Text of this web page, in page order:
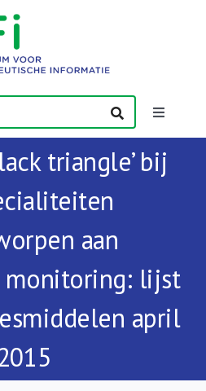
Toggle
triangle’ bij
aan
monitoring: lijst
april